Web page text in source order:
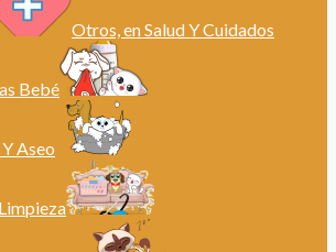
Otros, en Salud Y Cuidados
Bebé
Aseo